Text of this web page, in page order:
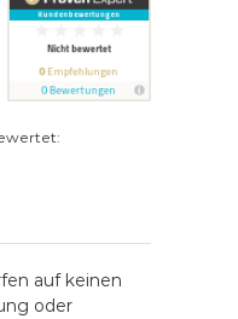
auf keinen
oder